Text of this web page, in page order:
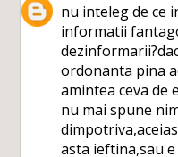
nu inteleg de ce
informatii
ordonanta pina
amintea ceva de
nu mai spune
asta ieftina,sau